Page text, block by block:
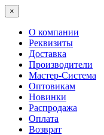
×
О компании
Реквизиты
Доставка
Производители
Мастер-Система
Оптовикам
Новинки
Распродажа
Оплата
Возврат